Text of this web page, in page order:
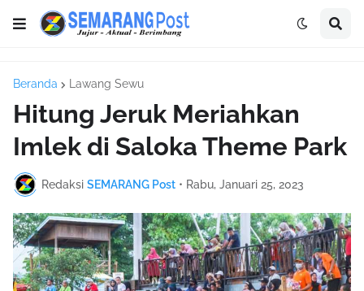
Beranda Lawang Sewu
Hitung Jeruk Meriahkan
Imlek di Saloka Theme Park
Redaksi SEMARANG Post • Rabu, Januari 25, 2023